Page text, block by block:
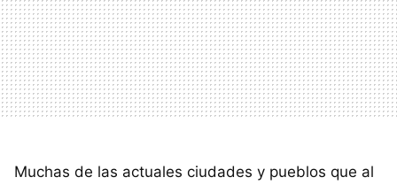
Muchas de las actuales ciudades y pueblos que al